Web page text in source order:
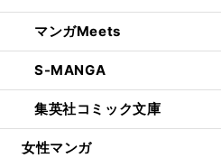
マンガMeets
S-MANGA
集英社コミック文庫
女性マンガ